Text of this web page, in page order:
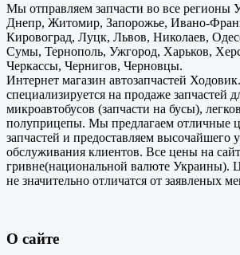
Мы отправляем запчасти во все регионы
Днепр, Житомир, Запорожье, Ивано-
Кировоград, Луцк, Львов, Николаев,
Сумы, Тернополь, Ужгород, Харьков,
Черкассы, Чернигов, Черновцы.
Интернет магазин автозапчастей
специализируется на продаже запчастей
микроавтобусов (запчасти на бусы),
полуприцепы. Мы предлагаем отличные
запчастей и предоставляем высочайшего
обслуживания клиентов. Все цены на
гривне(национальной валюте Украины).
не значительно отличатся от заявленых
О сайте